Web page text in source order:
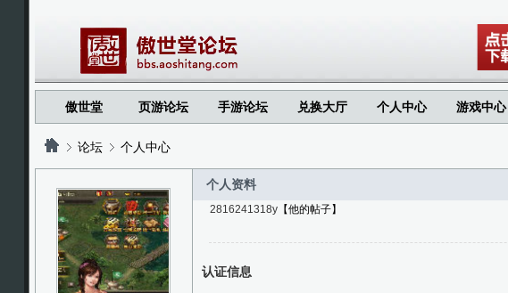
傲世堂 页游论坛 手游论坛 兑换大厅 个人中心 游戏中心
?
论坛
?
个人中心
个人资料
2816241318y【他的帖子】
认证信息